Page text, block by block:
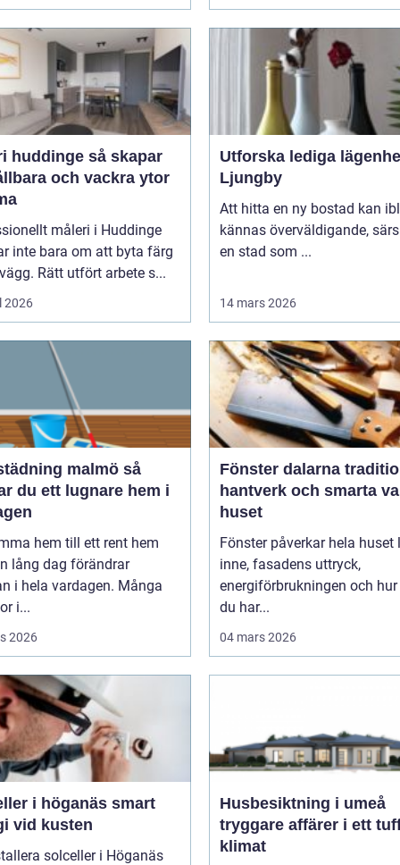
så skapar
och vackra ytor
måleri i Huddinge
inte bara om att byta färg
Rätt utfört arbete s...
2026
Utforska lediga
Ljungby
Att hitta en ny bostad kan
kännas överväldigande,
en stad som ...
14 mars 2026
malmö så
du ett lugnare hem i
hem till ett rent hem
lång dag förändrar
i hela vardagen. Många
i...
2026
Fönster dalarna tradition,
hantverk och smarta
huset
Fönster påverkar hela huset ljuset
inne, fasadens uttryck,
energiförbrukningen och
du har...
04 mars 2026
i höganäs smart
vid kusten
solceller i Höganäs
Husbesiktning i umeå
tryggare affärer i ett
klimat